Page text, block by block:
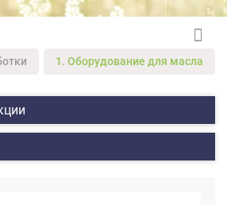
1. Оборудование для масла